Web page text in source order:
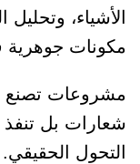
الأشياء،
مكونات جوهرية
مشروعات تصنع
شعارات بل
التحول